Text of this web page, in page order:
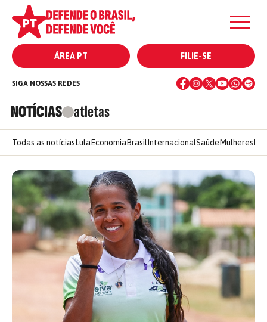
ÁREA PT FILIE-SE
NOTÍCIAS atletas
SIGA NOSSAS REDES
Todas as notícias Lula Economia Brasil InternacionalSaúde Mulheres